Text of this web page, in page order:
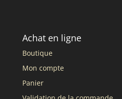
Achat en ligne
Boutique
Mon compte
Panier